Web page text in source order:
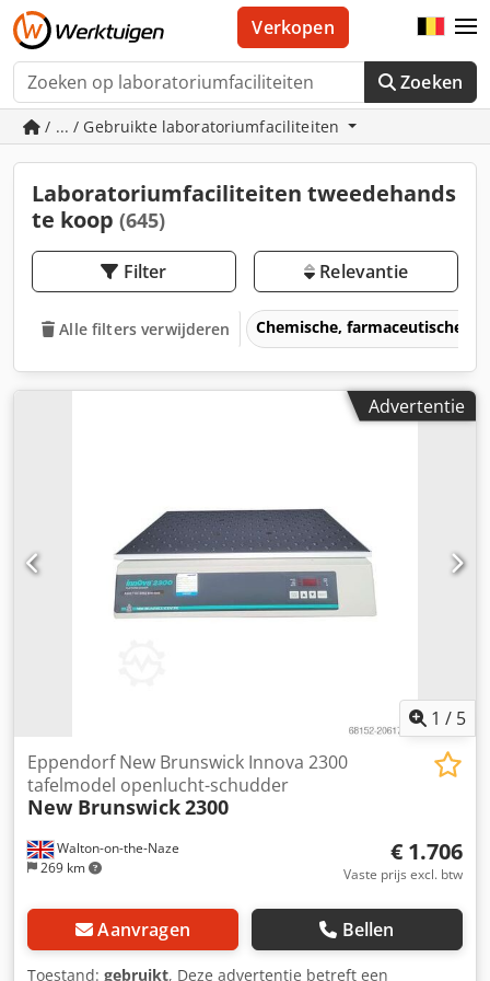
Zoeken
Verkopen
/ ... / Gebruikte laboratoriumfaciliteiten
Laboratoriumfaciliteiten tweedehands
te koop (645)
Filter Relevantie
Alle filters verwijderen Chemische, farmaceutische
Advertentie
1 / 5
Walton-on-the-Naze
269 km
Eppendorf New Brunswick Innova 2300
tafelmodel openlucht-schudder
New Brunswick2300
€ 1.706
Vaste prijs excl. btw
Aanvragen Bellen
Toestand: gebruikt, Deze advertentie betreft een